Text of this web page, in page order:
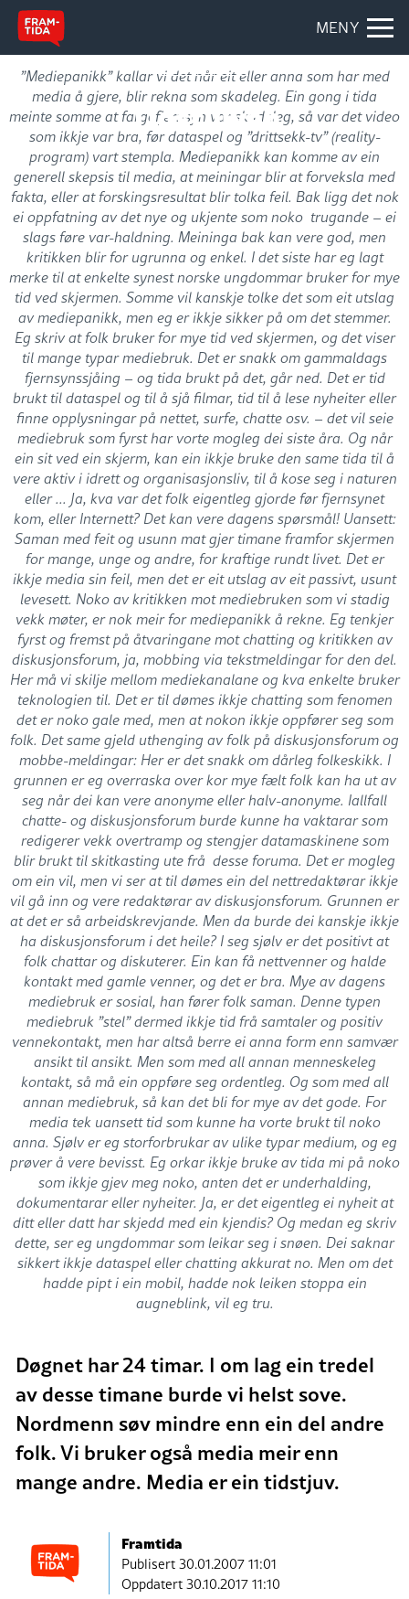
MENY
Tidstjuven
”Mediepanikk” kallar vi det når eit eller anna som har med
media å gjere, blir rekna som skadeleg. Ein gong i tida
meinte somme at fargefjernsyn var skadeleg, så var det video
som ikkje var bra, før dataspel og ”drittsekk-tv” (reality-
program) vart stempla. Mediepanikk kan komme av ein
generell skepsis til media, at meiningar blir at forveksla med
fakta, eller at forskingsresultat blir tolka feil. Bak ligg det nok
ei oppfatning av det nye og ukjente som noko trugande – ei
slags føre var-haldning. Meininga bak kan vere god, men
kritikken blir for ugrunna og enkel. I det siste har eg lagt
merke til at enkelte synest norske ungdommar bruker for mye
tid ved skjermen. Somme vil kanskje tolke det som eit utslag
av mediepanikk, men eg er ikkje sikker på om det stemmer.
Eg skriv at folk bruker for mye tid ved skjermen, og det viser
til mange typar mediebruk. Det er snakk om gammaldags
fjernsynssjåing – og tida brukt på det, går ned. Det er tid
brukt til dataspel og til å sjå filmar, tid til å lese nyheiter eller
finne opplysningar på nettet, surfe, chatte osv. – det vil seie
mediebruk som fyrst har vorte mogleg dei siste åra. Og når
ein sit ved ein skjerm, kan ein ikkje bruke den same tida til å
vere aktiv i idrett og organisasjonsliv, til å kose seg i naturen
eller ... Ja, kva var det folk eigentleg gjorde før fjernsynet
kom, eller Internett? Det kan vere dagens spørsmål! Uansett:
Saman med feit og usunn mat gjer timane framfor skjermen
for mange, unge og andre, for kraftige rundt livet. Det er
ikkje media sin feil, men det er eit utslag av eit passivt, usunt
levesett. Noko av kritikken mot mediebruken som vi stadig
vekk møter, er nok meir for mediepanikk å rekne. Eg tenkjer
fyrst og fremst på åtvaringane mot chatting og kritikken av
diskusjonsforum, ja, mobbing via tekstmeldingar for den del.
Her må vi skilje mellom mediekanalane og kva enkelte bruker
teknologien til. Det er til dømes ikkje chatting som fenomen
det er noko gale med, men at nokon ikkje oppfører seg som
folk. Det same gjeld uthenging av folk på diskusjonsforum og
mobbe-meldingar: Her er det snakk om dårleg folkeskikk. I
grunnen er eg overraska over kor mye fælt folk kan ha ut av
seg når dei kan vere anonyme eller halv-anonyme. Iallfall
chatte- og diskusjonsforum burde kunne ha vaktarar som
redigerer vekk overtramp og stengjer datamaskinene som
blir brukt til skitkasting ute frå desse foruma. Det er mogleg
om ein vil, men vi ser at til dømes ein del nettredaktørar ikkje
vil gå inn og vere redaktørar av diskusjonsforum. Grunnen er
at det er så arbeidskrevjande. Men da burde dei kanskje ikkje
ha diskusjonsforum i det heile? I seg sjølv er det positivt at
folk chattar og diskuterer. Ein kan få nettvenner og halde
kontakt med gamle venner, og det er bra. Mye av dagens
mediebruk er sosial, han fører folk saman. Denne typen
mediebruk ”stel” dermed ikkje tid frå samtaler og positiv
vennekontakt, men har altså berre ei anna form enn samvær
ansikt til ansikt. Men som med all annan menneskeleg
kontakt, så må ein oppføre seg ordentleg. Og som med all
annan mediebruk, så kan det bli for mye av det gode. For
media tek uansett tid som kunne ha vorte brukt til noko
anna. Sjølv er eg storforbrukar av ulike typar medium, og eg
prøver å vere bevisst. Eg orkar ikkje bruke av tida mi på noko
som ikkje gjev meg noko, anten det er underhalding,
dokumentarar eller nyheiter. Ja, er det eigentleg ei nyheit at
ditt eller datt har skjedd med ein kjendis? Og medan eg skriv
dette, ser eg ungdommar som leikar seg i snøen. Dei saknar
sikkert ikkje dataspel eller chatting akkurat no. Men om det
hadde pipt i ein mobil, hadde nok leiken stoppa ein
augneblink, vil eg tru.
Døgnet har 24 timar. I om lag ein tredel
av desse timane burde vi helst sove.
Nordmenn søv mindre enn ein del andre
folk. Vi bruker også media meir enn
mange andre. Media er ein tidstjuv.
Framtida
Publisert30.01.2007 11:01
Oppdatert 30.10.2017 11:10